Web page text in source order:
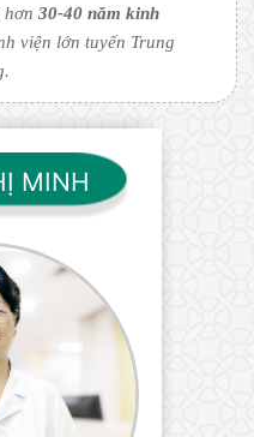
hơn30-40 năm kinh
viện lớn tuyến Trung
MINH